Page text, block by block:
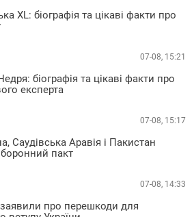
XL: біографія та цікаві факти про
07-08, 15:21
біографія та цікаві факти про
експерта
07-08, 15:17
Саудівська Аравія і Пакистан
пакт
07-08, 14:33
про перешкоди для